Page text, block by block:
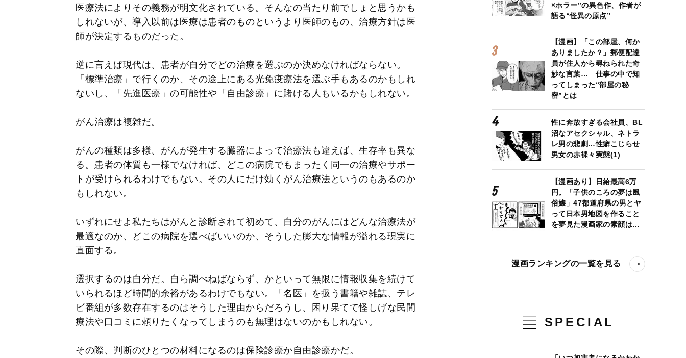
医療法によりその義務が明文化されている。そんなの当たり前でしょと思うかも
しれないが、導入以前は医療は患者のものというより医師のもの、治療方針は医
師が決定するものだった。
逆に言えば現代は、患者が自分でどの治療を選ぶのか決めなければならない。
「標準治療」で行くのか、その途上にある光免疫療法を選ぶ手もあるのかもしれ
ないし、「先進医療」の可能性や「自由診療」に賭ける人もいるかもしれない。
がん治療は複雑だ。
がんの種類は多様、がんが発生する臓器によって治療法も違えば、生存率も異な
る。患者の体質も一様でなければ、どこの病院でもまったく同一の治療やサポー
トが受けられるわけでもない。その人にだけ効くがん治療法というのもあるのか
もしれない。
いずれにせよ私たちはがんと診断されて初めて、自分のがんにはどんな治療法が
最適なのか、どこの病院を選べばいいのか、そうした膨大な情報が溢れる現実に
直面する。
選択するのは自分だ。自ら調べねばならず、かといって無限に情報収集を続けて
いられるほど時間的余裕があるわけでもない。「名医」を扱う書籍や雑誌、テレ
ビ番組が多数存在するのはそうした理由からだろうし、困り果てて怪しげな民間
療法や口コミに頼りたくなってしまうのも無理はないのかもしれない。
その際、判断のひとつの材料になるのは保険診療か自由診療かだ。
×ホラー”の異色作、作者が
語る“怪異の原点”
【漫画】「この部屋、何か
ありましたか？」郵便配達
員が住人から尋ねられた奇
妙な言葉… 仕事の中で知
ってしまった“部屋の秘
密”とは
性に奔放すぎる会社員、BL
沼なアセクシャル、ネトラ
レ男の悲劇…性癖こじらせ
男女の赤裸々実態(1)
【漫画あり】日給最高6万
円。「子供のころの夢は風
俗嬢」47都道府県の男とヤ
って日本男地図を作ること
を夢見た漫画家の素顔は…
漫画ランキングの一覧を見る
SPECIAL